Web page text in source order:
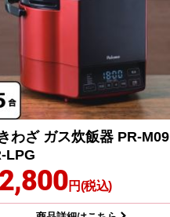
わざ ガス炊飯器 PR-M09
LPG
円(税込)